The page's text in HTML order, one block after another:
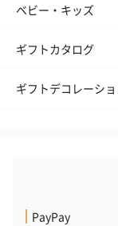
ベビー・キッズ
ギフトカタログ
ギフトデコレーシ
PayPay